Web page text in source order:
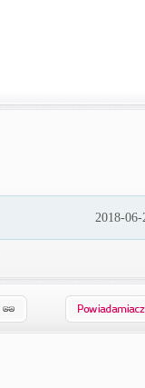
2018-06-